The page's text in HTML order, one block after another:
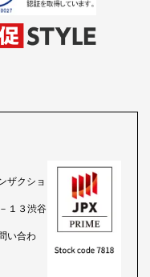
ザクショ
１３渋谷
い合わ